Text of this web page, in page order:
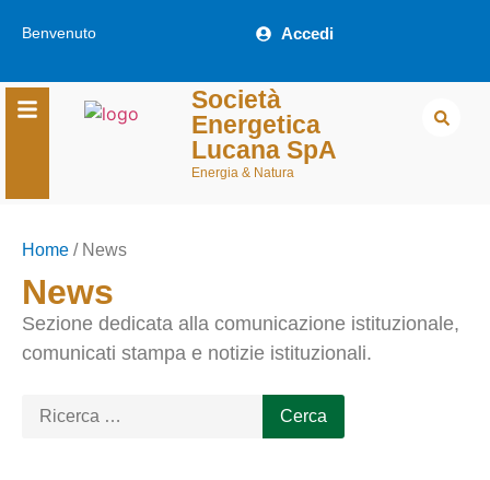
Benvenuto Accedi
Società
Energetica
Lucana SpA
Energia & Natura
Home / News
News
Sezione dedicata alla comunicazione istituzionale,
comunicati stampa e notizie istituzionali.